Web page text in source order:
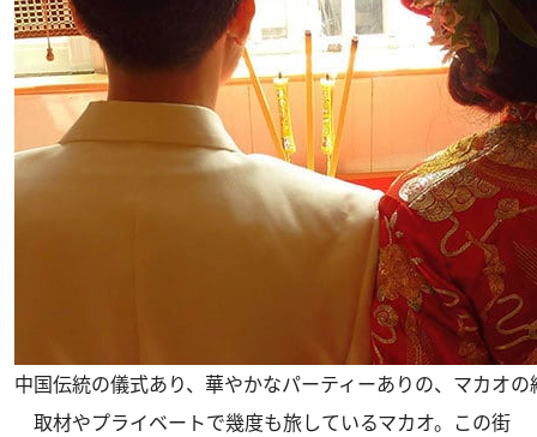
中国伝統の儀式あり、華やかなパーティーありの、マカオの
取材やプライベートで幾度も旅しているマカオ。この街